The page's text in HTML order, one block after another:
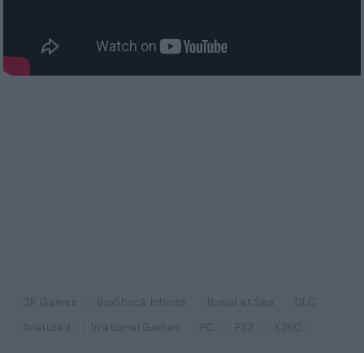
2K Games BioShock Infinite Burial at Sea
DLC
featured
Irrational Games PC PS3 X360